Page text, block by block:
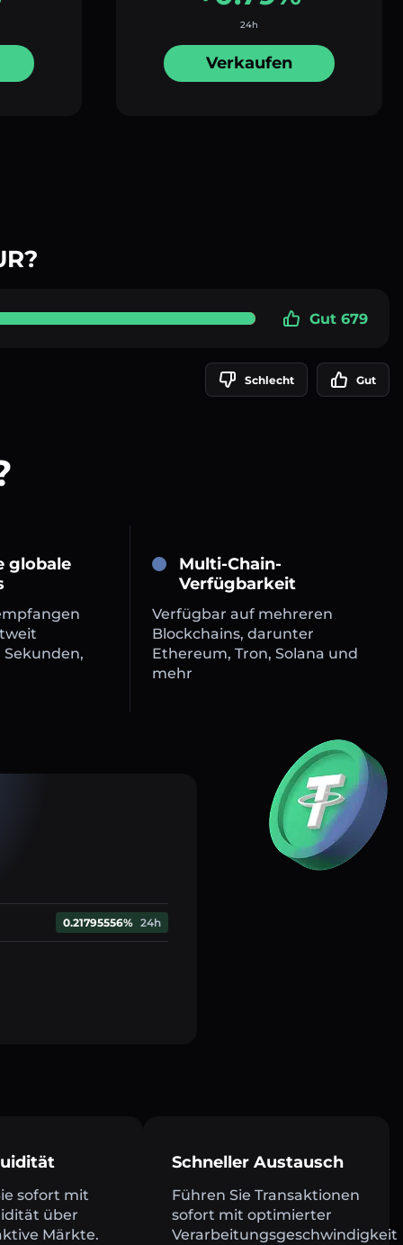
24h
Verkaufen
Gut 679
Schlecht Gut
globale
Multi-Chain-
Verfügbarkeit
Verfügbar auf mehreren
Blockchains, darunter
Ethereum, Tron, Solana und
mehr
0.21795556% 24h
sofort mit
über
Märkte.
Schneller Austausch
Führen Sie Transaktionen
sofort mit optimierter
Verarbeitungsgeschwindigkeit